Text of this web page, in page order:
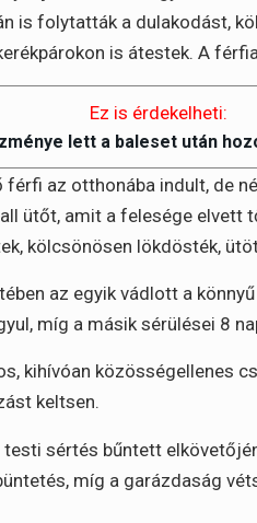
is folytatták a dulakodást,
is átestek. A
Ez is érdekelheti:
lett a baleset után
férfi az otthonába indult, de
ütőt, amit a felesége elvett
kölcsönösen lökdösték,
az egyik vádlott a
míg a másik sérülései 8
kihívóan közösségellenes
keltsen.
sértés bűntett
míg a garázdaság